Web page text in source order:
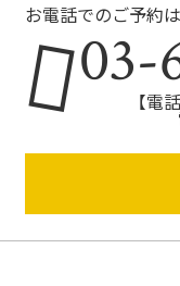
お電話でのご予約
03-【電